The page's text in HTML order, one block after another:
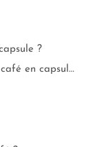
?
Comment bien choisir votre café en capsule ?